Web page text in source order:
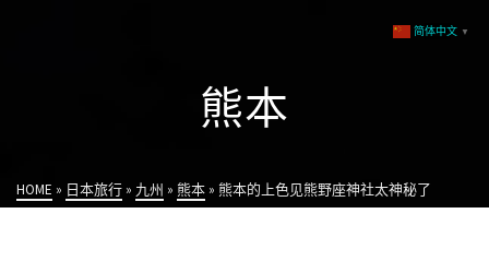
熊本
HOME » 日本旅行 » 九州 » 熊本 » 熊本的上色见熊野座神社太神秘了
简体中文 ▼